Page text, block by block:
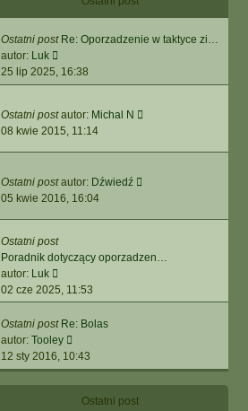
z
o
s
p
o
s
l
a
o
y
p
o
t
Ostatni post Re: Oporzadzenie w taktyce zi…
autor: Luk
y
ś
i
e
t
n
a
j
o
w
z
p
o
s
25 lip 2025, 16:38
Ostatni postautor: Michal N
a
y
p
08 kwie 2015, 11:14
Ostatni postautor: Dźwiedź
e
o
05 kwie 2016, 16:04
Ostatni post
Poradnik dotyczący oporzadzen…
autor: Luk
y
ś
w
i
t
l
02 cze 2025, 11:53
Ostatni post Re: Bolas
autor: Tooley
y
ś
w
12 sty 2016, 10:43
Ostatni post